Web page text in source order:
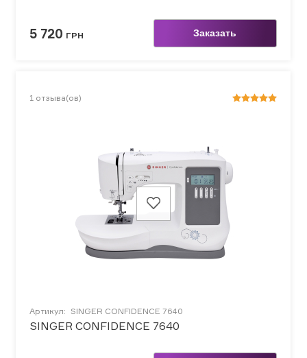
5 720 ГРН Заказать
1 отзыва(ов)
Артикул: SINGER CONFIDENCE 7640
SINGER CONFIDENCE 7640